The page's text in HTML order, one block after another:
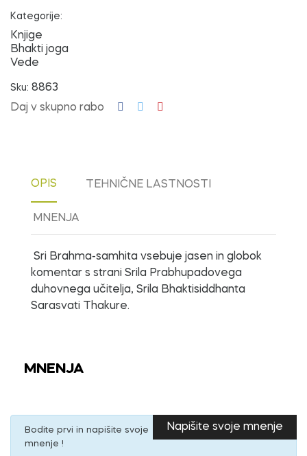
Kategorije:
Knjige
Bhakti joga
Vede
Sku: 8863
Daj v skupno rabo
OPIS TEHNIČNE LASTNOSTI
MNENJA
Sri Brahma-samhita vsebuje jasen in globok
komentar s strani Srila Prabhupadovega
duhovnega učitelja, Srila Bhaktisiddhanta
Sarasvati Thakure.
MNENJA
Napišite svoje mnenje
Bodite prvi in napišite svoje
mnenje !